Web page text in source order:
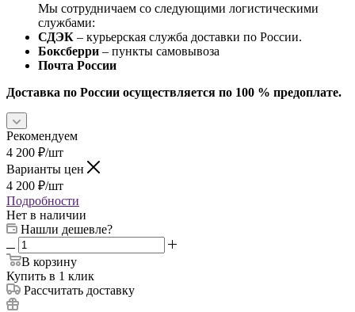
Мы сотрудничаем со следующими логистическими
службами:
СДЭК – курьерская служба доставки по России.
Боксберри – пункты самовывоза
Почта России
Доставка по России осуществляется по 100 % предоплате.
Рекомендуем
4 200 ₽/шт
Варианты цен
4 200 ₽/шт
Подробности
Нет в наличии
Нашли дешевле?
В корзину
Купить в 1 клик
Рассчитать доставку